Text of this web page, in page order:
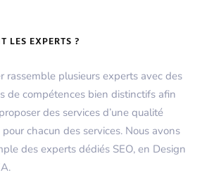
LES EXPERTS ?
rassemble plusieurs experts avec des
de compétences bien distinctifs afin
des services d’une qualité
chacun des services. Nous avons
des experts dédiés SEO, en Design